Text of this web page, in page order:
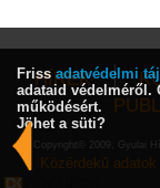
HÍREK
Copyright© 2009, Gyulai
Közérdekű adatok
Friss adatvédelmi
adataid védelméről.
működésért.
Jöhet a süti?